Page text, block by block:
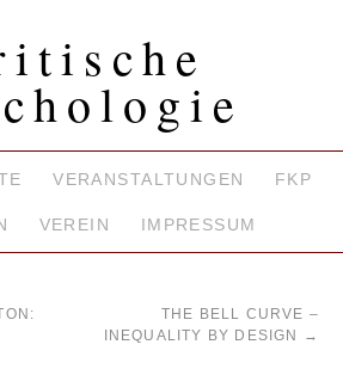
VERANSTALTUNGEN FKP
VEREIN IMPRESSUM
THE BELL CURVE –
INEQUALITY BY DESIGN
→